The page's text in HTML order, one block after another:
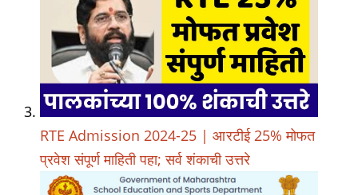
RTE Admission 2024-25 | आरटीई 25% मोफत
प्रवेश संपूर्ण माहिती पहा; सर्व शंकाची उत्तरे